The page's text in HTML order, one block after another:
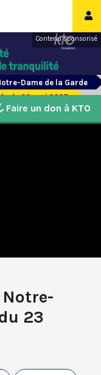
Contenu sponsorisé
Dame de la Garde
du 23 mai 2025
Notre-
23
Faire un don à KTO